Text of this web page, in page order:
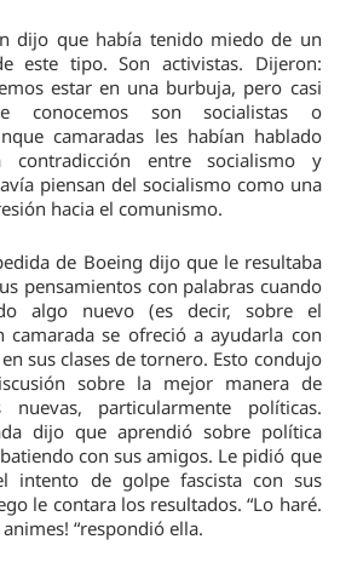
dijo que había tenido miedo de un
este tipo. Son activistas. Dijeron:
estar en una burbuja, pero casi
conocemos son socialistas o
camaradas les habían hablado
contradicción entre socialismo y
piensan del socialismo como una
hacia el comunismo.
de Boeing dijo que le resultaba
pensamientos con palabras cuando
algo nuevo (es decir, sobre el
camarada se ofreció a ayudarla con
sus clases de tornero. Esto condujo
sobre la mejor manera de
nuevas, particularmente políticas.
dijo que aprendió sobre política
con sus amigos. Le pidió que
intento de golpe fascista con sus
le contara los resultados. “Lo haré.
“respondió ella.